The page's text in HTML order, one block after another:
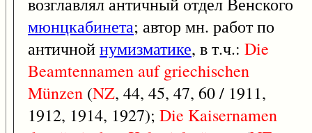
мюнцкабинета; автор мн. работ по
античнойнумизматике, в т.ч.: Die
Beamtennamen auf griechischen
Münzen (NZ, 44, 45, 47, 60 / 1911,
1912, 1914, 1927); Die Kaisernamen